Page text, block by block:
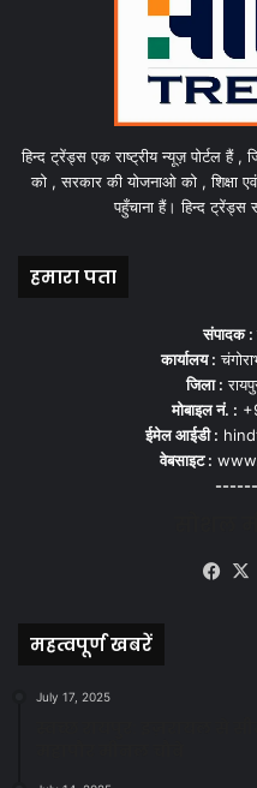
हिन्द ट्रेंड्स एक राष्ट्रीय न्यूज़ पोर्टल हैं
को , सरकार की योजनाओ को , शिक्षा
पहुँचाना हैं। हिन्द ट्रेंड्स
हमारा पता
संपादक :
कार्यालय :
जिला :
मोबाइल नं. :
ईमेल आईडी :
वेबसाइट :
महत्वपूर्ण खबरें
July 17, 2025